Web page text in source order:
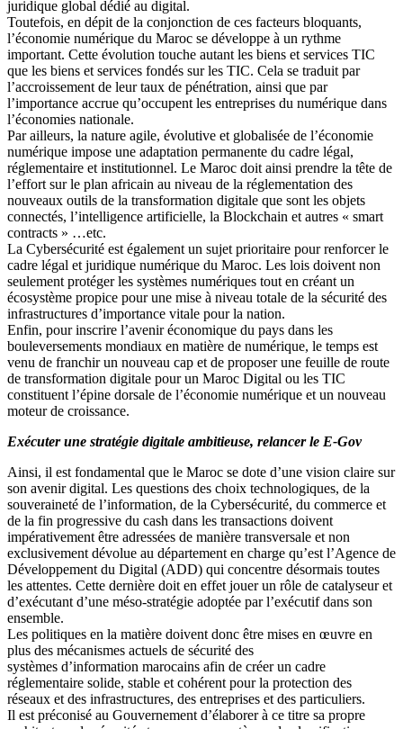
juridique global dédié au digital.
Toutefois, en dépit de la conjonction de ces facteurs bloquants,
l’économie numérique du Maroc se développe à un rythme
important. Cette évolution touche autant les biens et services TIC
que les biens et services fondés sur les TIC. Cela se traduit par
l’accroissement de leur taux de pénétration, ainsi que par
l’importance accrue qu’occupent les entreprises du numérique dans
l’économies nationale.
Par ailleurs, la nature agile, évolutive et globalisée de l’économie
numérique impose une adaptation permanente du cadre légal,
réglementaire et institutionnel. Le Maroc doit ainsi prendre la tête de
l’effort sur le plan africain au niveau de la réglementation des
nouveaux outils de la transformation digitale que sont les objets
connectés, l’intelligence artificielle, la Blockchain et autres « smart
contracts » …etc.
La Cybersécurité est également un sujet prioritaire pour renforcer le
cadre légal et juridique numérique du Maroc. Les lois doivent non
seulement protéger les systèmes numériques tout en créant un
écosystème propice pour une mise à niveau totale de la sécurité des
infrastructures d’importance vitale pour la nation.
Enfin, pour inscrire l’avenir économique du pays dans les
bouleversements mondiaux en matière de numérique, le temps est
venu de franchir un nouveau cap et de proposer une feuille de route
de transformation digitale pour un Maroc Digital ou les TIC
constituent l’épine dorsale de l’économie numérique et un nouveau
moteur de croissance.
Exécuter une stratégie digitale ambitieuse, relancer le E-Gov
Ainsi, il est fondamental que le Maroc se dote d’une vision claire sur
son avenir digital. Les questions des choix technologiques, de la
souveraineté de l’information, de la Cybersécurité, du commerce et
de la fin progressive du cash dans les transactions doivent
impérativement être adressées de manière transversale et non
exclusivement dévolue au département en charge qu’est l’Agence de
Développement du Digital (ADD) qui concentre désormais toutes
les attentes. Cette dernière doit en effet jouer un rôle de catalyseur et
d’exécutant d’une méso-stratégie adoptée par l’exécutif dans son
ensemble.
Les politiques en la matière doivent donc être mises en œuvre en
plus des mécanismes actuels de sécurité des
systèmes d’information marocains afin de créer un cadre
réglementaire solide, stable et cohérent pour la protection des
réseaux et des infrastructures, des entreprises et des particuliers.
Il est préconisé au Gouvernement d’élaborer à ce titre sa propre